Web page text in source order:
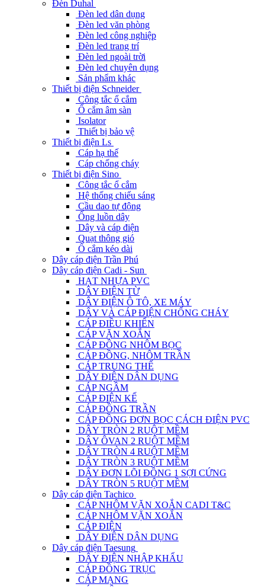
Đèn Duhal
Đèn led dân dụng
Đèn led văn phòng
Đèn led công nghiệp
Đèn led trang trí
Đèn led ngoài trời
Đèn led chuyên dụng
Sản phẩm khác
Thiết bị điện Schneider
Công tắc ổ cắm
Ổ cắm âm sàn
Isolator
Thiết bị bảo vệ
Thiết bị điện Ls
Cáp hạ thế
Cáp chống cháy
Thiết bị điện Sino
Công tắc ổ cắm
Hệ thống chiếu sáng
Cầu dao tự động
Ống luồn dây
Dây và cáp điện
Quạt thông gió
Ổ cắm kéo dài
Dây cáp điện Trần Phú
Dây cáp điện Cadi - Sun
HẠT NHỰA PVC
DÂY ĐIỆN TỪ
DÂY ĐIỆN Ô TÔ, XE MÁY
DÂY VÀ CÁP ĐIỆN CHỐNG CHÁY
CÁP ĐIỀU KHIỂN
CÁP VẶN XOẮN
CÁP ĐỒNG NHÔM BỌC
CÁP ĐỒNG, NHÔM TRẦN
CÁP TRUNG THẾ
DÂY ĐIỆN DÂN DỤNG
CÁP NGẦM
CÁP ĐIỆN KẾ
CÁP ĐỒNG TRẦN
CÁP ĐỒNG ĐƠN BỌC CÁCH ĐIỆN PVC
DÂY TRÒN 2 RUỘT MỀM
DÂY ÔVAN 2 RUỘT MỀM
DÂY TRÒN 4 RUỘT MỀM
DÂY TRÒN 3 RUỘT MỀM
DÂY ĐƠN LÕI ĐỒNG 1 SỢI CỨNG
DÂY TRÒN 5 RUỘT MỀM
Dây cáp điện Tachico
CÁP NHÔM VẶN XOẮN CADI T&C
CÁP NHÔM VẶN XOẮN
CÁP ĐIỆN
DÂY ĐIỆN DÂN DỤNG
Dây cáp điện Taesung
DÂY ĐIỆN NHẬP KHẨU
CÁP ĐỒNG TRỤC
CÁP MẠNG